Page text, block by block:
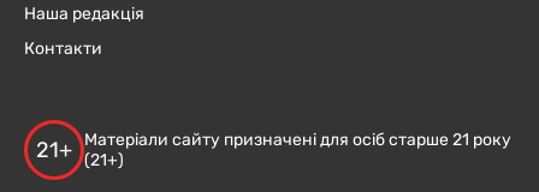
Наша редакція
Контакти
21+
Матеріали сайту призначені для осіб старше 21 року
(21+)